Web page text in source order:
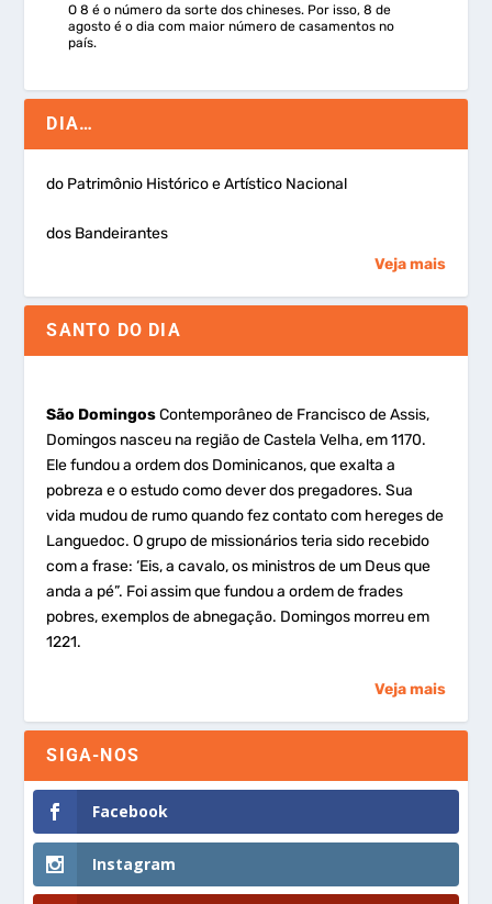
O 8 é o número da sorte dos chineses. Por isso, 8 de
agosto é o dia com maior número de casamentos no
país.
DIA…
do Patrimônio Histórico e Artístico Nacional
dos Bandeirantes
Veja mais
SANTO DO DIA
São DomingosContemporâneo de Francisco de Assis,
Domingos nasceu na região de Castela Velha, em 1170.
Ele fundou a ordem dos Dominicanos, que exalta a
pobreza e o estudo como dever dos pregadores. Sua
vida mudou de rumo quando fez contato com hereges de
Languedoc. O grupo de missionários teria sido recebido
com a frase: ‘Eis, a cavalo, os ministros de um Deus que
anda a pé”. Foi assim que fundou a ordem de frades
pobres, exemplos de abnegação. Domingos morreu em
1221.
Veja mais
SIGA-NOS
Facebook
Instagram